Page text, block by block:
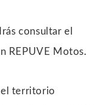
consultar el
REPUVE Motos.
el territorio